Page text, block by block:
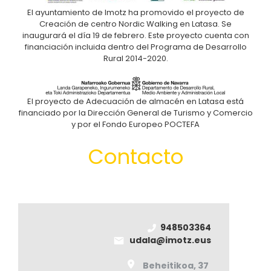
El ayuntamiento de Imotz ha promovido el proyecto de
Creación de centro Nordic Walking en Latasa. Se
inaugurará el día 19 de febrero. Este proyecto cuenta con
financiación incluida dentro del Programa de Desarrollo
Rural 2014-2020.
El proyecto de Adecuación de almacén en Latasa está
financiado por la Dirección General de Turismo y Comercio
y por el Fondo Europeo POCTEFA
Contacto
948503364
udala@imotz.eus
Beheitikoa, 37